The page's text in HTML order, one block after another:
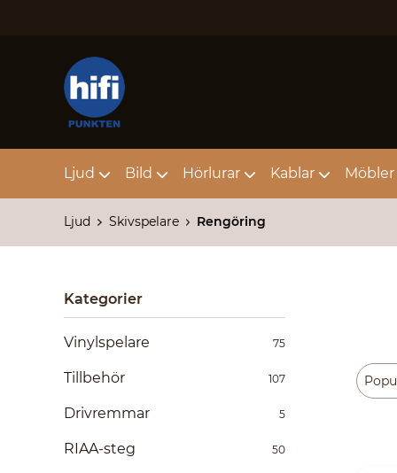
Ljud Bild Hörlurar Kablar
Ljud Skivspelare Rengöring
Kategorier
Vinylspelare 75
Tillbehör 107
Drivremmar 5
RIAA-steg 50